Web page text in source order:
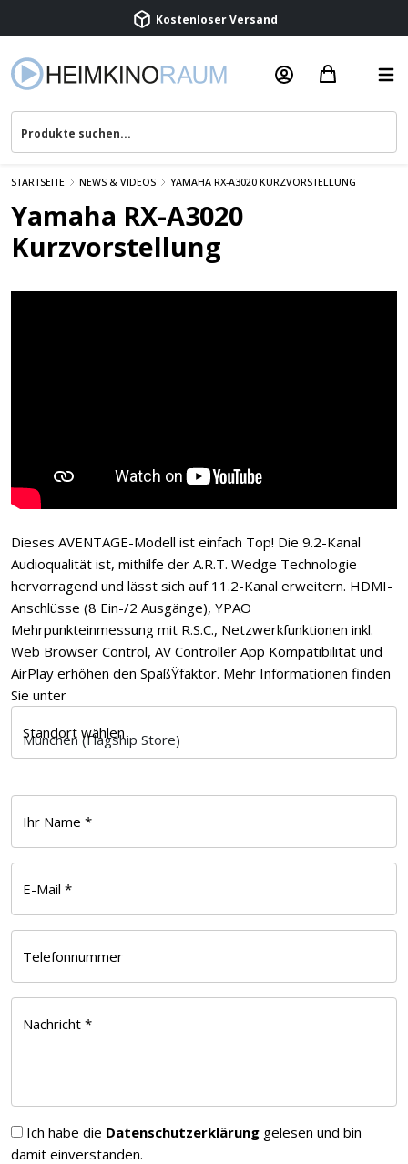
Kostenloser Versand
Beratung & Service
STARTSEITE NEWS & VIDEOS YAMAHA RX-A3020 KURZVORSTELLUNG
Yamaha RX-A3020
Kurzvorstellung
Dieses AVENTAGE-Modell ist einfach Top! Die 9.2-Kanal
Audioqualität ist, mithilfe der A.R.T. Wedge Technologie
hervorragend und lässt sich auf 11.2-Kanal erweitern. HDMI-
Anschlüsse (8 Ein-/2 Ausgänge), YPAO
Mehrpunkteinmessung mit R.S.C., Netzwerkfunktionen inkl.
Web Browser Control, AV Controller App Kompatibilität und
AirPlay erhöhen den SpaßŸfaktor. Mehr Informationen finden
Sie unter
Standort wählen
Ihr Name *
E-Mail *
Telefonnummer
Nachricht *
Ich habe die Datenschutzerklärung gelesen und bin
damit einverstanden.